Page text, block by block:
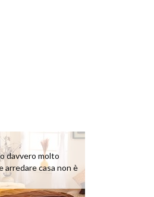
davvero molto
arredare casa non è